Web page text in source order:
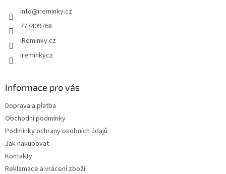
info@ireminky.cz
777409768
iReminky.cz
ireminkycz
Informace pro vás
Doprava a platba
Obchodní podmínky
Podmínky ochrany osobních údajů
Jak nakupovat
Kontakty
Reklamace a vrácení zboží